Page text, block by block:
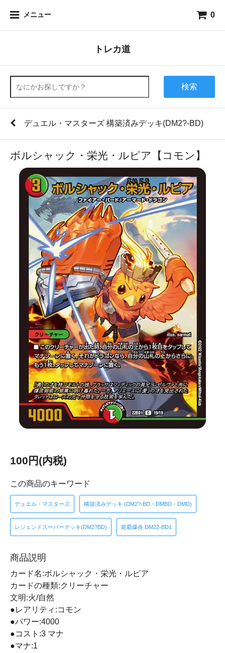
メニュー 0
トレカ道
検索
デュエル・マスターズ 構築済みデッキ(DM2?-BD)
ボルシャック・栄光・ルピア【コモン】
100円(内税)
この商品のキーワード
デュエル・マスターズ 構築済みデッキ (DM2?-BD・DMBD・DMD)
レジェンドスーパーデッキ(DM2?BD) 龍覇爆炎 DM22-BD1
商品説明
カード名:ボルシャック・栄光・ルピア
カードの種類:クリーチャー
文明:火/自然
●レアリティ:コモン
●パワー:4000
●コスト:3 マナ
●マナ:1